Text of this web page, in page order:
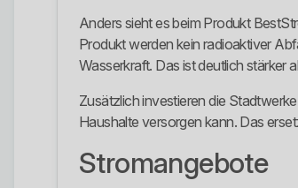
Anders sieht es beim Produkt
Produkt werden kein radioaktiver
Wasserkraft. Das ist deutlich stärker
Zusätzlich investieren die
Haushalte versorgen kann. Das
Stromangebote